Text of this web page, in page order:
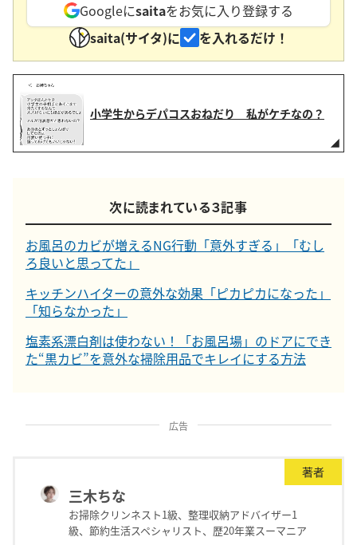
Googleにsaitaをお気に入り登録する
saita(サイタ)に
を入れるだけ！
小学生からデパコスおねだり 私がケチなの？
次に読まれている３記事
お風呂のカビが増えるNG行動「意外すぎる」「むし
ろ良いと思ってた」
キッチンハイターの意外な効果「ピカピカになった」
「知らなかった」
塩素系漂白剤は使わない！「お風呂場」のドアにでき
た“黒カビ”を意外な掃除用品でキレイにする方法
広告
著者
三木ちな
お掃除クリンネスト1級、整理収納アドバイザー1
級、節約生活スペシャリスト、歴20年業スーマニア